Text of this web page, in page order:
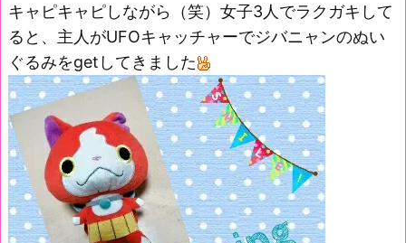
キャピキャピしながら（笑）女子3人でラクガキして
ると、主人がUFOキャッチャーでジバニャンのぬい
ぐるみをgetしてきました